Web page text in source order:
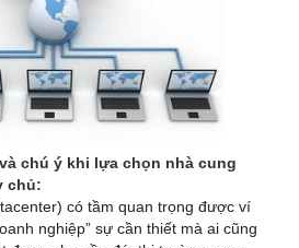
chú ý khi lựa chọn nhà cung
chủ:
có tầm quan trọng được ví
nghiệp” sự cần thiết mà ai cũng